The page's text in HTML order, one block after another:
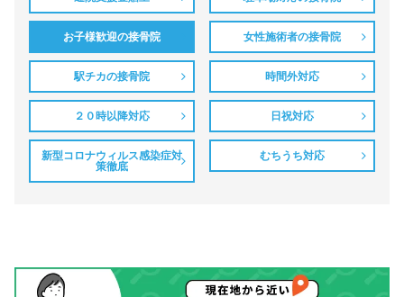
お子様歓迎の接骨院 女性施術者の接骨院
駅チカの接骨院 時間外対応
２０時以降対応 日祝対応
新型コロナウィルス感染症対
策徹底
むちうち対応